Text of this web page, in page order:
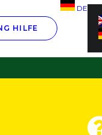
HILFE
DE